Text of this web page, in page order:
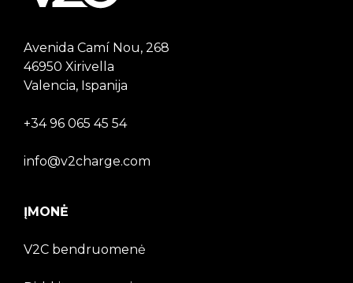
Avenida Camí Nou, 268
46950 Xirivella
Valencia, Ispanija
+34 96 065 45 54
info@v2charge.com
ĮMONĖ
V2C bendruomenė